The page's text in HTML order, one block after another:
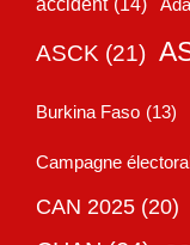
accident (14)
ASCK (21)
Burkina Faso (13)
Campagne
CAN 2025 (20)